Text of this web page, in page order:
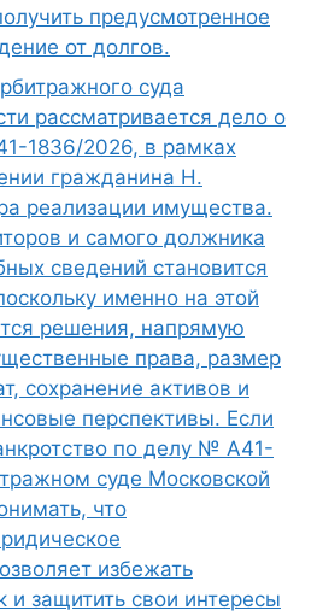
предусмотренное
от долгов.
суда
рассматривается дело о
1836/2026, в рамках
гражданина Н.
реализации имущества.
и самого должника
сведений становится
именно на этой
решения, напрямую
права, размер
сохранение активов и
перспективы. Если
по делу № А41-
суде Московской
что
избежать
и защитить свои интересы